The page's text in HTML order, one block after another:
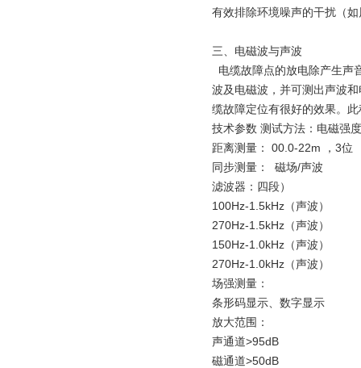
有效排除环境噪声的干扰（
三、电磁波与声波
电缆故障点的放电除产生声
波及电磁波，并可测出声波
缆故障定位有很好的效果。
技术参数 测试方法：电磁强
距离测量： 00.0-22m ，3位
同步测量： 磁场/声波
滤波器：四段）
100Hz-1.5kHz（声波）
270Hz-1.5kHz（声波）
150Hz-1.0kHz（声波）
270Hz-1.0kHz（声波）
场强测量：
条形码显示、数字显示
放大范围：
声通道>95dB
磁通道>50dB